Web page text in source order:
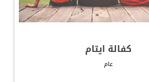
كفالة ايتام
عام